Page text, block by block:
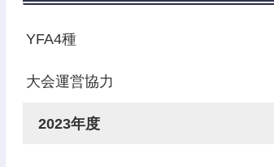
YFA4種
大会運営協力
2023年度